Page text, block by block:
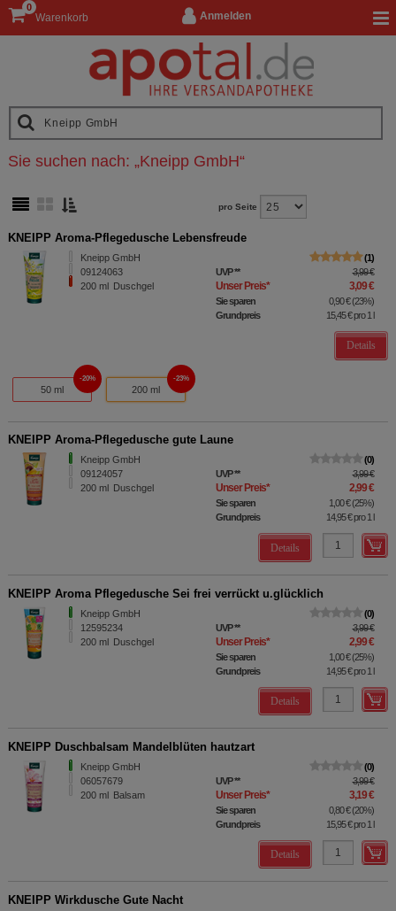
Anmelden
Warenkorb
0
Sie suchen nach: „Kneipp GmbH“
pro Seite
KNEIPP Aroma-Pflegedusche Lebensfreude
Kneipp GmbH
09124063
200 ml Duschgel
1
UVP** 3,99 €
Unser Preis* 3,09 €
Sie sparen 0,90 €(23%)
Grundpreis
15,45 €pro 1 l
Details
50 ml
20%
200 ml
23%
KNEIPP Aroma-Pflegedusche gute Laune
Kneipp GmbH
09124057
200 ml Duschgel
0
UVP** 3,99 €
Unser Preis* 2,99 €
Sie sparen 1,00 €(25%)
Grundpreis
14,95 €pro 1 l
Details
KNEIPP Aroma Pflegedusche Sei frei verrückt u.glücklich
Kneipp GmbH
12595234
200 ml Duschgel
0
UVP** 3,99 €
Unser Preis* 2,99 €
Sie sparen 1,00 €(25%)
Grundpreis
14,95 €pro 1 l
Details
KNEIPP Duschbalsam Mandelblüten hautzart
Kneipp GmbH
06057679
200 ml Balsam
0
UVP** 3,99 €
Unser Preis* 3,19 €
Sie sparen 0,80 €(20%)
Grundpreis
15,95 €pro 1 l
Details
KNEIPP Wirkdusche Gute Nacht